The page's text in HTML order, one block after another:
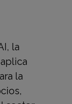
la
la